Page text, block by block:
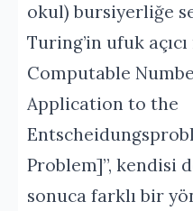
okul) bursiyerliğe
Turing’in ufuk
Computable
Application to the
Problem]”, kendisi
sonuca farklı bir